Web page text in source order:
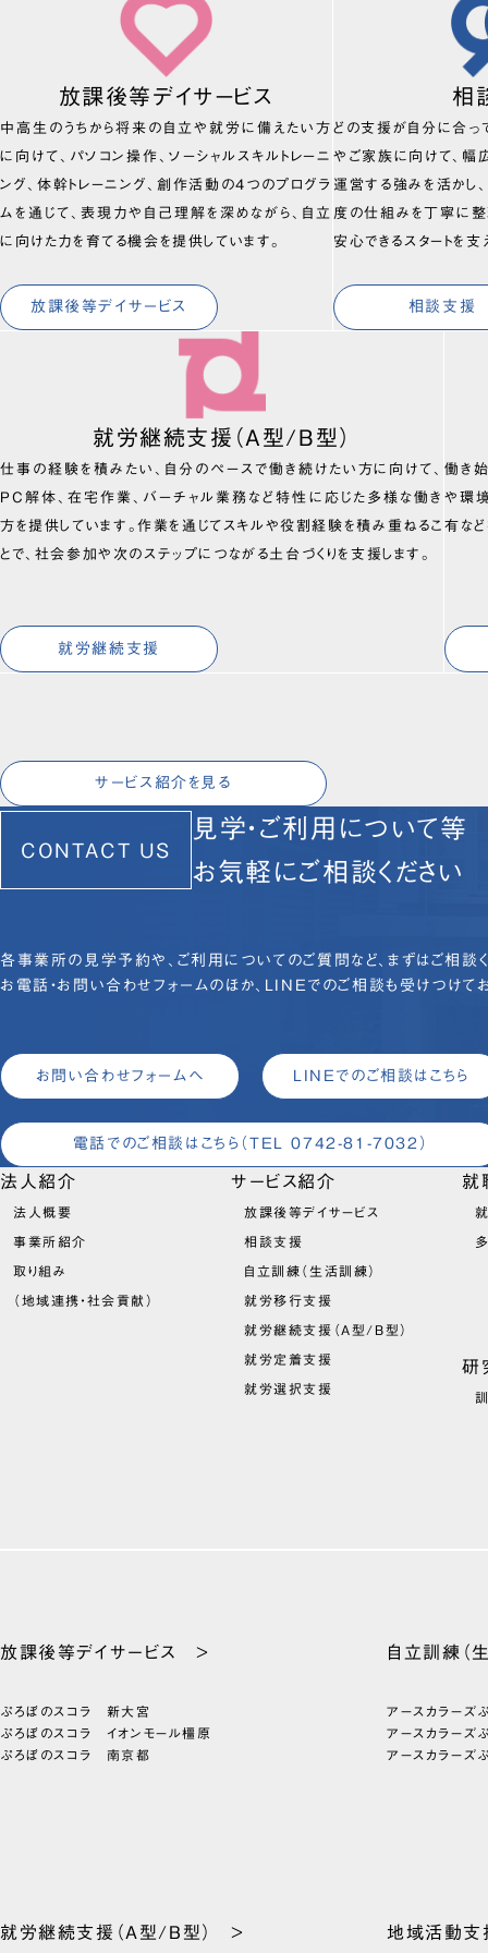
放課後等デイサービス
中高生のうちから将来の自立や就労に備えたい方
に向けて、パソコン操作、ソーシャルスキルトレーニ
ング、体幹トレーニング、創作活動の4つのプログラ
ムを通じて、表現力や自己理解を深めながら、自立
に向けた力を育てる機会を提供しています。
放課後等デイサービス
相
どの支援が自分に合っ
やご家族に向けて、幅
運営する強みを活かし
度の仕組みを丁寧に
安心できるスタートを支
相談支援
就労継続支援（A型/B型）
仕事の経験を積みたい、自分のペースで働き続けたい方に向けて、
PC解体、在宅作業、バーチャル業務など特性に応じた多様な働き
方を提供しています。作業を通じてスキルや役割経験を積み重ねるこ
とで、社会参加や次のステップにつながる土台づくりを支援します。
就労継続支援
働き
や環
有な
サービス紹介を見る
CONTACT US
見学・ご利用について等
お気軽にご相談ください
各事業所の見学予約や、ご利用についてのご質問など、まずはご相談く
お電話・お問い合わせフォームのほか、LINEでのご相談も受けつけてお
お問い合わせフォームへ LINEでのご相談はこちら
電話でのご相談はこちら （TEL 0742-81-7032）
法人紹介
法人概要
事業所紹介
取り組み
（地域連携・社会貢献）
サービス紹介
放課後等デイサービス
相談支援
自立訓練（生活訓練）
就労移行支援
就労継続支援（A型/B型）
就労定着支援
就労選択支援
就
研
放課後等デイサービス >
ぷろぼのスコラ 新大宮
ぷろぼのスコラ イオンモール橿原
ぷろぼのスコラ 南京都
自立訓練 （
アースカラーズ
アースカラーズ
アースカラーズ
就労継続支援 （A型/B型） > 地域活動支